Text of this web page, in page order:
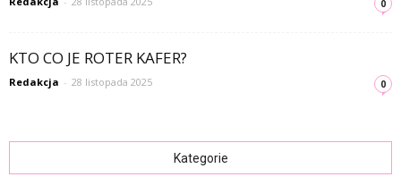
0
KTO CO JE ROTER KAFER?
Redakcja - 28 listopada 2025 0
Kategorie